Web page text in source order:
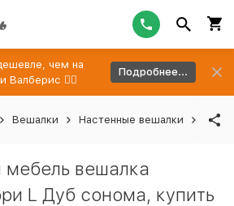
чем на
Валберис 👉🏻
Подробнее...
Вешалки Настенные вешалки
вешалка
L Дуб сонома, купить